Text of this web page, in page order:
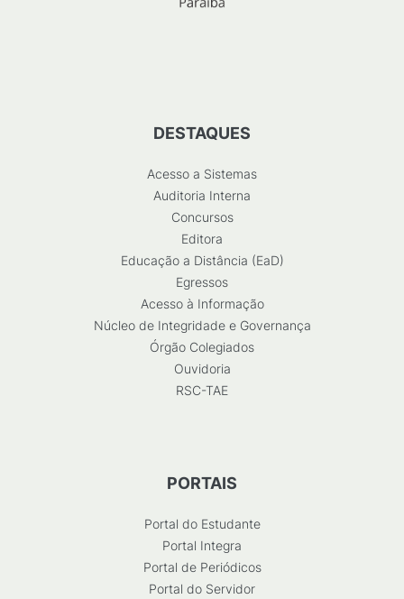
DESTAQUES
Acesso a Sistemas
Auditoria Interna
Concursos
Editora
Educação a Distância (EaD)
Egressos
Acesso à Informação
Núcleo de Integridade e Governança
Órgão Colegiados
Ouvidoria
RSC-TAE
PORTAIS
Portal do Estudante
Portal Integra
Portal de Periódicos
Portal do Servidor